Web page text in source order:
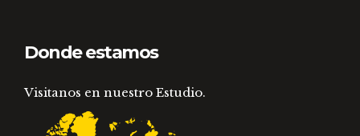
Donde estamos
Visitanos en nuestro Estudio.